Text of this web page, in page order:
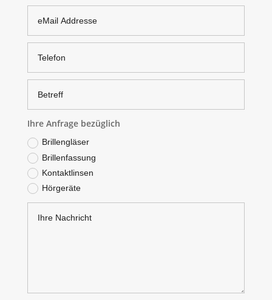
Ihre Anfrage bezüglich
Brillengläser
Brillenfassung
Kontaktlinsen
Hörgeräte